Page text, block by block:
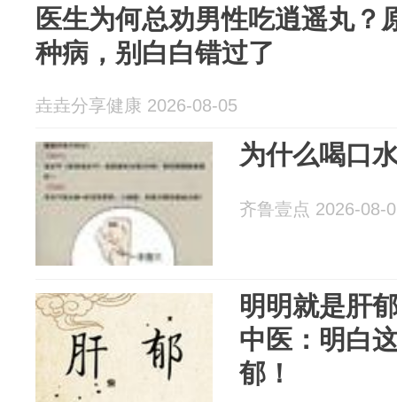
医生为何总劝男性吃逍遥丸？
种病，别白白错过了
垚垚分享健康 2026-08-05
为什么喝口
齐鲁壹点 2026-08-
明明就是肝
中医：明白
郁！